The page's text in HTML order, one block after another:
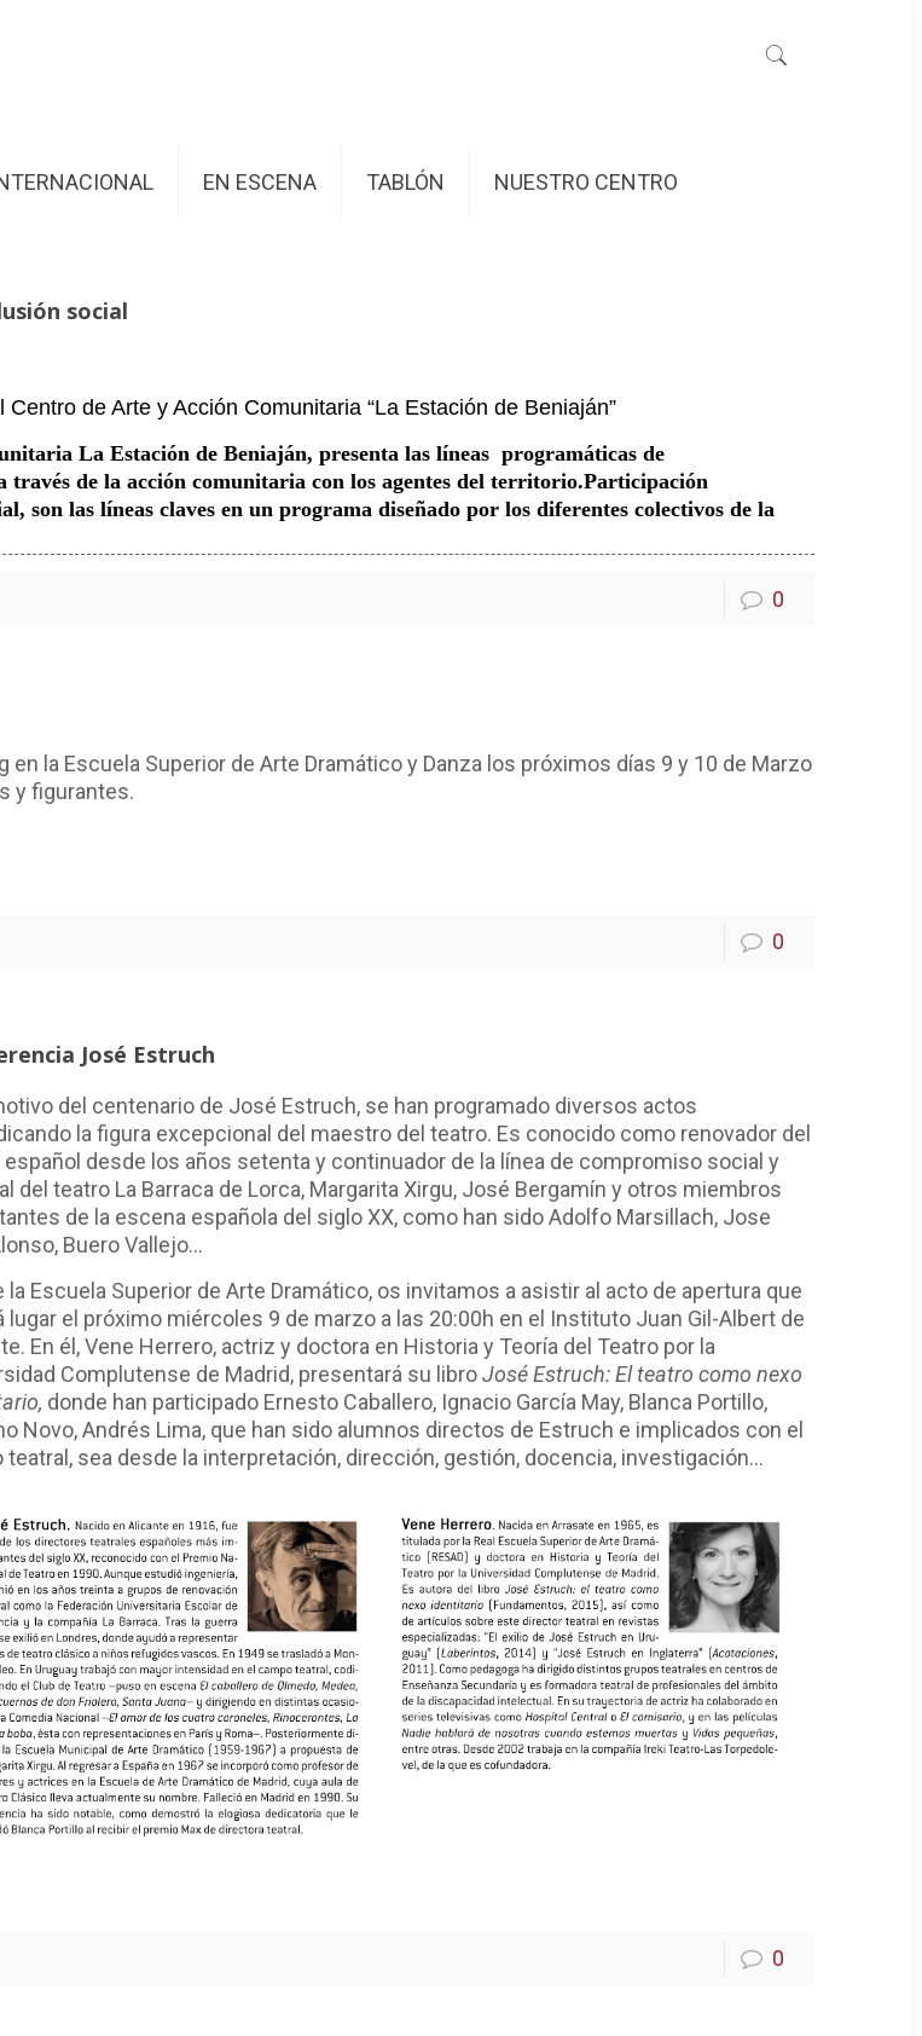
EN ESCENA TABLÓN NUESTRO CENTRO
social
de Arte y Acción Comunitaria “La Estación de Beniaján”
La Estación de Beniaján, presenta las líneas programáticas de
de la acción comunitaria con los agentes del territorio.Participación
son las líneas claves en un programa diseñado por los diferentes colectivos de la
0
la Escuela Superior de Arte Dramático y Danza los próximos días 9 y 10 de Marzo
y figurantes.
0
José Estruch
del centenario de José Estruch, se han programado diversos actos
la figura excepcional del maestro del teatro. Es conocido como renovador del
desde los años setenta y continuador de la línea de compromiso social y
del teatro La Barraca de Lorca, Margarita Xirgu, José Bergamín y otros miembros
de la escena española del siglo XX, como han sido Adolfo Marsillach, Jose
Buero Vallejo...
la Escuela Superior de Arte Dramático, os invitamos a asistir al acto de apertura que
lugar el próximo miércoles 9 de marzo a las 20:00h en el Instituto Juan Gil-Albert de
En él, Vene Herrero, actriz y doctora en Historia y Teoría del Teatro por la
Complutense de Madrid, presentará su libroJosé Estruch: El teatro como nexo
donde han participado Ernesto Caballero, Ignacio García May, Blanca Portillo,
Novo, Andrés Lima, que han sido alumnos directos de Estruch e implicados con el
teatral, sea desde la interpretación, dirección, gestión, docencia, investigación...
0